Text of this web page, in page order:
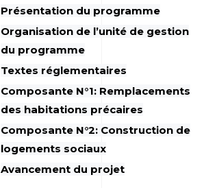
Présentation du programme
Organisation de l’unité de gestion
du programme
Textes réglementaires
Composante N°1: Remplacements
des habitations précaires
Composante N°2: Construction de
logements sociaux
Avancement du projet